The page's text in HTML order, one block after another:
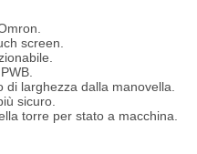
screen.
di larghezza dalla manovella.
sicuro.
torre per stato a macchina.